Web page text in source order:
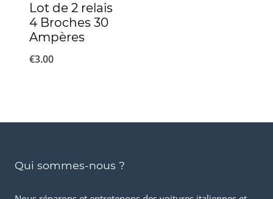
Lot de 2 relais
4 Broches 30
Ampères
€3.00
Qui sommes-nous ?